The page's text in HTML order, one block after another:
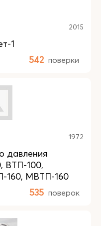
2015
1
542 поверки
1972
давления
ВТП-100,
160, МВТП-160
535 поверок